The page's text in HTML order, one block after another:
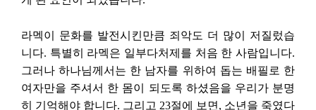
라멕이 문화를 발전시킨만큼 죄악도 더 많이 저질렀습
니다. 특별히 라멕은 일부다처제를 처음 한 사람입니다.
그러나 하나님께서는 한 남자를 위하여 돕는 배필로 한
여자만을 주셔서 한 몸이 되도록 하셨음을 우리가 분명
히 기억해야 합니다. 그리고 23절에 보면, 소년을 죽였다